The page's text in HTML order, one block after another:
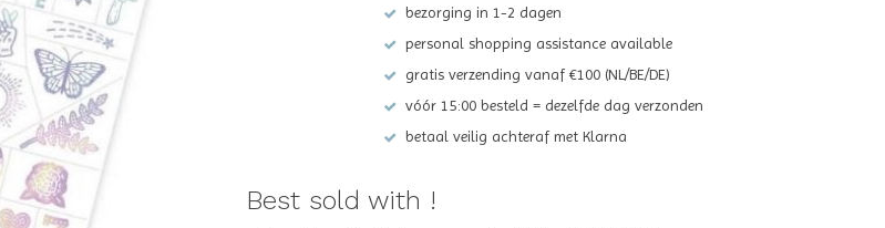
bezorging in 1-2 dagen
personal shopping assistance available
gratis verzending vanaf €100 (NL/BE/DE)
vóór 15:00 besteld = dezelfde dag verzonden
betaal veilig achteraf met Klarna
Best sold with !